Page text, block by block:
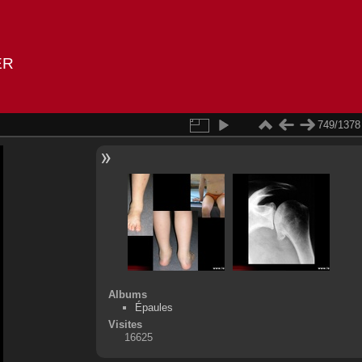
749/1378
Albums
Épaules
Visites
16625